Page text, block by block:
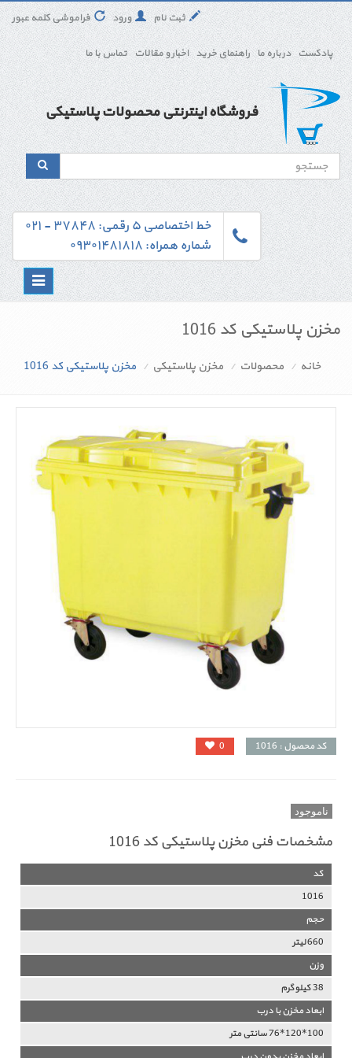
ثبت نام ورود فراموشی کلمه عبور
پادکست درباره ما راهنمای خرید اخبار و مقالات تماس با ما
فروشگاه اینترنتی محصولات پلاستیکی
خط اختصاصی ۵ رقمی: ۳۷۸۴۸ - ۰۲۱
شماره همراه: ۰۹۳۰۱۴۸۱۸۱۸
Toggle
مخزن پلاستیکی کد 1016
خانه محصولات مخزن پلاستیکی مخزن پلاستیکی کد 1016
کد محصول : 1016 0
ناموجود
مشخصات فنی مخزن پلاستیکی کد 1016
کد
1016
حجم
660 لیتر
وزن
38 کیلوگرم
ابعاد مخزن با درب
100*120*76 سانتی متر